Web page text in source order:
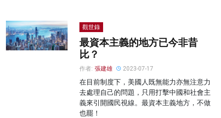
觀世錄
最資本主義的地方已今非昔
比？
作者: 張建雄 2023-07-17
在目前制度下，美國人既無能力亦無注意力
去處理自己的問題，只用打擊中國和社會主
義來引開國民視線。最資本主義地方，不做
也罷！